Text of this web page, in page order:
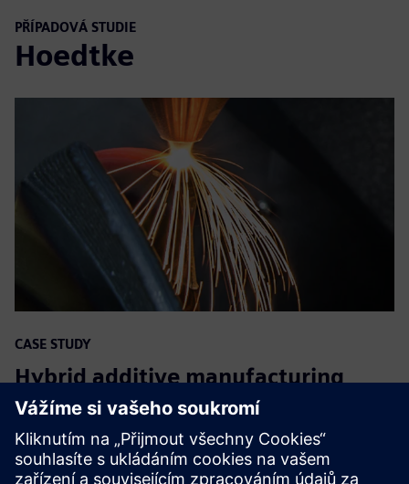
PŘÍPADOVÁ STUDIE
Hoedtke
CASE STUDY
Hybrid additive manufacturing
transforms production of high-
quality metal parts
Společnost: Hoedtke